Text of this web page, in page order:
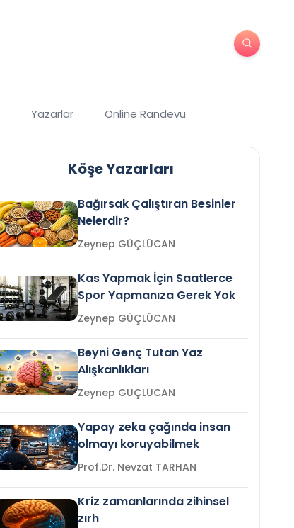
Yazarlar Online Randevu
Köşe Yazarları
Bağırsak Çalıştıran Besinler
Nelerdir?
Zeynep GÜÇLÜCAN
Kas Yapmak İçin Saatlerce
Spor Yapmanıza Gerek Yok
Zeynep GÜÇLÜCAN
Beyni Genç Tutan Yaz
Alışkanlıkları
Zeynep GÜÇLÜCAN
Yapay zeka çağında insan
olmayı koruyabilmek
Prof.Dr. Nevzat TARHAN
Kriz zamanlarında zihinsel
zırh